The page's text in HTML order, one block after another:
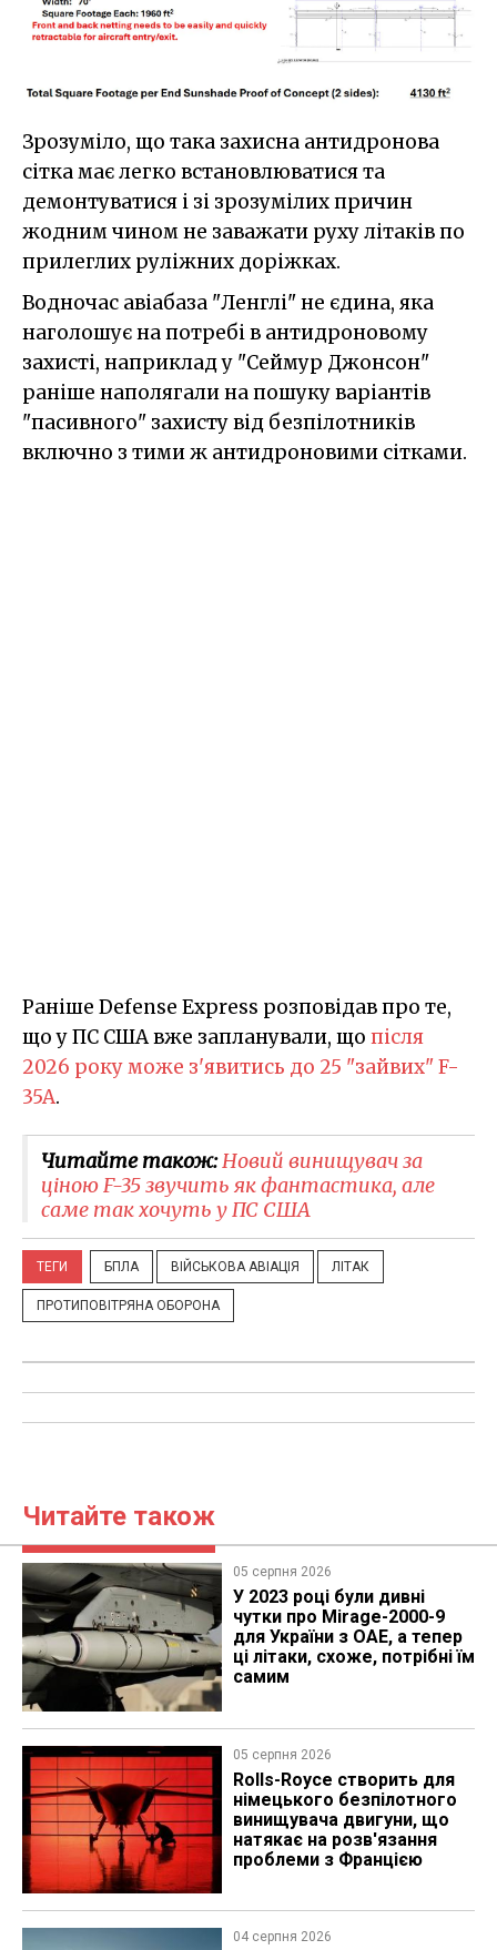
Зрозуміло, що така захисна антидронова
сітка має легко встановлюватися та
демонтуватися і зі зрозумілих причин
жодним чином не заважати руху літаків по
прилеглих руліжних доріжках.
Водночас авіабаза "Ленглі" не єдина, яка
наголошує на потребі в антидроновому
захисті, наприклад у "Сеймур Джонсон"
раніше наполягали на пошуку варіантів
"пасивного" захисту від безпілотників
включно з тими ж антидроновими сітками.
Раніше Defense Express розповідав про те,
що у ПС США вже запланували, що після
2026 року може з'явитись до 25 "зайвих" F-
35A.
Читайте також:Новий винищувач за
ціною F-35 звучить як фантастика, але
саме так хочуть у ПС США
ТЕГИ БПЛА ВІЙСЬКОВА АВІАЦІЯ ЛІТАК
ПРОТИПОВІТРЯНА ОБОРОНА
Читайте також
05 серпня 2026
У 2023 році були дивні
чутки про Mirage-2000-9
для України з ОАЕ, а тепер
ці літаки, схоже, потрібні їм
самим
05 серпня 2026
Rolls-Royce створить для
німецького безпілотного
винищувача двигуни, що
натякає на розв'язання
проблеми з Францією
04 серпня 2026